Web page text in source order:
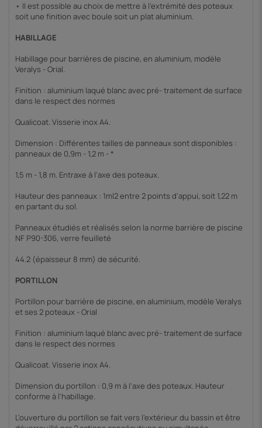
• Il est possible au choix de mettre à l'extrémité des poteaux
soit une finition avec boule soit un plat aluminium.
HABILLAGE
Habillage pour barrières de piscine, en aluminium, modèle
Veralys - Orial.
Finition : aluminium laqué blanc avec pré- traitement de surface
dans le respect des normes
Qualicoat. Visserie inox A4.
Dimension : Différentes tailles de panneaux sont disponibles :
panneaux de 0,9m - 1,2 m - *
1,5 m - 1,8 m. Entraxe à l'axe des poteaux.
Hauteur des panneaux : 1ml2 entre 2 points d'appui, soit 1,22 m
en partant du sol.
Panneaux étudiés et réalisés selon la norme barrière de piscine
NF P90-306, verre feuilleté
44.2 (épaisseur 8 mm) de sécurité.
PORTILLON
Portillon pour barrière de piscine, en aluminium, modèle Veralys
et ses 2 poteaux - Orial
Finition : aluminium laqué blanc avec pré- traitement de surface
dans le respect des normes
Qualicoat. Visserie inox A4.
Dimension du portillon : 0,9 m à l'axe des poteaux. Hauteur
conforme à l'habillage.
L'ouverture du portillon se fait vers l'extérieur du bassin et être